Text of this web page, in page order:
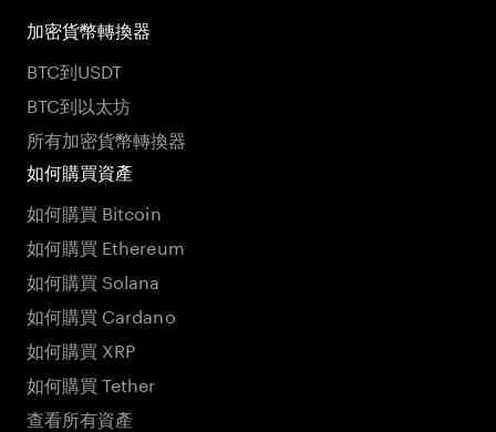
加密貨幣轉換器
BTC到USDT
BTC到以太坊
所有加密貨幣轉換器
如何購買資產
如何購買 Bitcoin
如何購買 Ethereum
如何購買 Solana
如何購買 Cardano
如何購買 XRP
如何購買 Tether
查看所有資產